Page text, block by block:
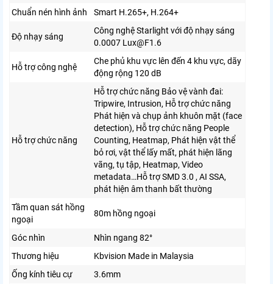
Chuẩn nén hình ảnh
Smart H.265+, H.264+
Độ nhạy sáng
Công nghệ Starlight với độ nhạy sáng
0.0007 Lux@F1.6
Hỗ trợ công nghệ
Che phủ khu vực lên đến 4 khu vực, dãy
động rộng 120 dB
Hỗ trợ chức năng
Hỗ trợ chức năng Bảo vệ vành đai:
Tripwire, Intrusion, Hỗ trợ chức năng
Phát hiện và chụp ảnh khuôn mặt (face
detection), Hỗ trợ chức năng People
Counting, Heatmap, Phát hiện vật thể
bỏ rơi, vật thể lấy mất, phát hiện lãng
vãng, tụ tập, Heatmap, Video
metadata…Hỗ trợ SMD 3.0 , AI SSA,
phát hiện âm thanh bất thường
Tầm quan sát hồng
ngoại
80m hồng ngoại
Góc nhìn
Nhìn ngang 82°
Thương hiệu
Kbvision Made in Malaysia
Ống kính tiêu cự
3.6mm